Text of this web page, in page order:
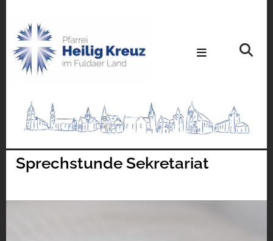
Sprechstunde Sekretariat